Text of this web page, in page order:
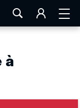
LA ROCHELLE
à